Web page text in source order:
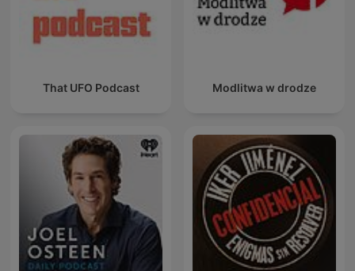
That UFO Podcast Modlitwa w drodze